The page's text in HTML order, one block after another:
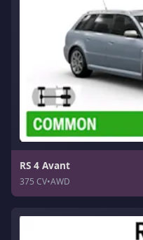
RS 4 Avant
375 CV•AWD